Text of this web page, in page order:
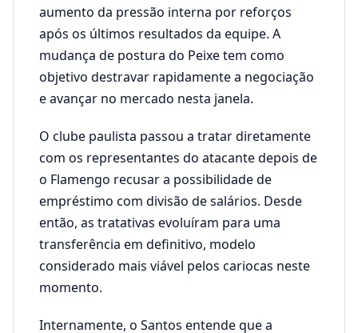
aumento da pressão interna por reforços
após os últimos resultados da equipe. A
mudança de postura do Peixe tem como
objetivo destravar rapidamente a negociação
e avançar no mercado nesta janela.
O clube paulista passou a tratar diretamente
com os representantes do atacante depois de
o Flamengo recusar a possibilidade de
empréstimo com divisão de salários. Desde
então, as tratativas evoluíram para uma
transferência em definitivo, modelo
considerado mais viável pelos cariocas neste
momento.
Internamente, o Santos entende que a